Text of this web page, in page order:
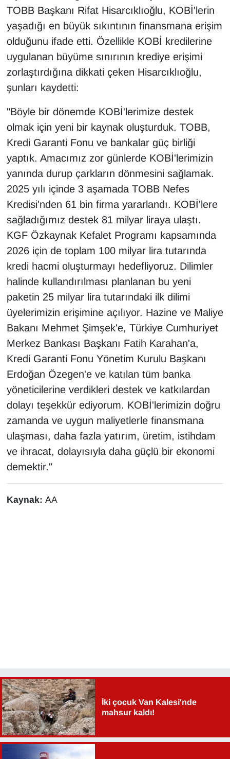
TOBB Başkanı Rifat Hisarcıklıoğlu, KOBİ'lerin
yaşadığı en büyük sıkıntının finansmana erişim
olduğunu ifade etti. Özellikle KOBİ kredilerine
uygulanan büyüme sınırının krediye erişimi
zorlaştırdığına dikkati çeken Hisarcıklıoğlu,
şunları kaydetti:
"Böyle bir dönemde KOBİ'lerimize destek
olmak için yeni bir kaynak oluşturduk. TOBB,
Kredi Garanti Fonu ve bankalar güç birliği
yaptık. Amacımız zor günlerde KOBİ'lerimizin
yanında durup çarkların dönmesini sağlamak.
2025 yılı içinde 3 aşamada TOBB Nefes
Kredisi'nden 61 bin firma yararlandı. KOBİ'lere
sağladığımız destek 81 milyar liraya ulaştı.
KGF Özkaynak Kefalet Programı kapsamında
2026 için de toplam 100 milyar lira tutarında
kredi hacmi oluşturmayı hedefliyoruz. Dilimler
halinde kullandırılması planlanan bu yeni
paketin 25 milyar lira tutarındaki ilk dilimi
üyelerimizin erişimine açılıyor. Hazine ve Maliye
Bakanı Mehmet Şimşek'e, Türkiye Cumhuriyet
Merkez Bankası Başkanı Fatih Karahan'a,
Kredi Garanti Fonu Yönetim Kurulu Başkanı
Erdoğan Özegen'e ve katılan tüm banka
yöneticilerine verdikleri destek ve katkılardan
dolayı teşekkür ediyorum. KOBİ'lerimizin doğru
zamanda ve uygun maliyetlerle finansmana
ulaşması, daha fazla yatırım, üretim, istihdam
ve ihracat, dolayısıyla daha güçlü bir ekonomi
demektir."
Kaynak: AA
İki çocuk Van Kalesi'nde
mahsur kaldı!
YEREL